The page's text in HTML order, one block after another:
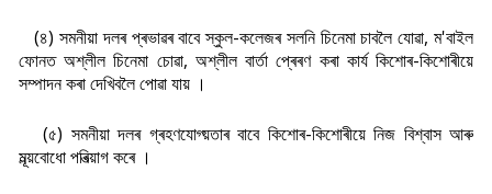
(৪) সমনীয়া দলৰ প্ৰভাৱৰ বাবে স্কুল-কলেজৰ সলনি চিনেমা চাবলৈ যোৱা, ম'বাইল
ফোনত অশ্লীল চিনেমা চোৱা, অশ্লীল বাৰ্তা প্ৰেৰণ কৰা কাৰ্য কিশোৰ-কিশোৰীয়ে
সম্পাদন কৰা দেখিবলৈ পোৱা যায় ।
(৫) সমনীয়া দলৰ গ্ৰহণযোগ্য়তাৰ বাবে কিশোৰ-কিশোৰীয়ে নিজ বিশ্বাস আৰু
মূল্য়বোধো পৰিত্য়াগ কৰে ।